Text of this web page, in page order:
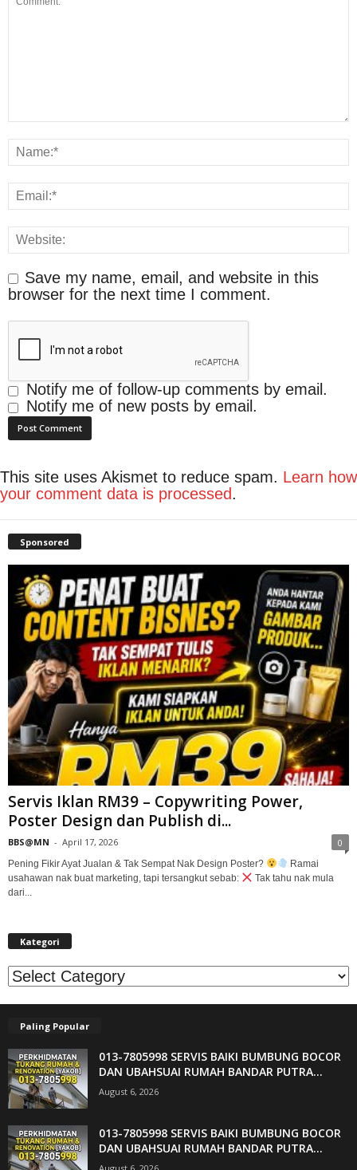
Save my name, email, and website in this
browser for the next time I comment.
Notify me of follow-up comments by email.
Notify me of new posts by email.
This site uses Akismet to reduce spam. Learn how
your comment data is processed.
Sponsored
Servis Iklan RM39 – Copywriting Power,
Poster Design dan Publish di...
BBS@MN - April 17, 2026 0
Pening Fikir Ayat Jualan & Tak Sempat Nak Design Poster?
Ramai
usahawan nak buat marketing, tapi tersangkut sebab:
Tak tahu nak mula
dari...
Kategori
Kategori
Paling Popular
013-7805998 SERVIS BAIKI BUMBUNG BOCOR
DAN UBAHSUAI RUMAH BANDAR PUTRA...
August 6, 2026
013-7805998 SERVIS BAIKI BUMBUNG BOCOR
DAN UBAHSUAI RUMAH BANDAR PUTRA...